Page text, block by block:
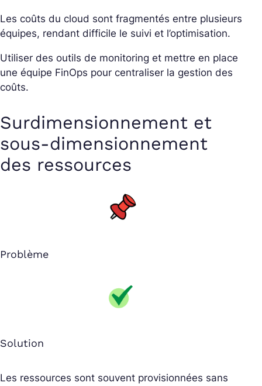
Les coûts du cloud sont fragmentés entre plusieurs
équipes, rendant difficile le suivi et l’optimisation.
Utiliser des outils de monitoring et mettre en place
une équipe FinOps pour centraliser la gestion des
coûts.
Surdimensionnement et
sous-dimensionnement
des ressources
Problème
Solution
Les ressources sont souvent provisionnées sans